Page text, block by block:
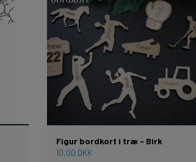
Figur bordkort i træ - Birk
10,00 DKK